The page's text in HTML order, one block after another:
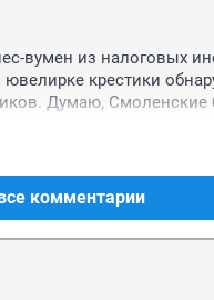
вумен из налоговых
крестики
Думаю, Смоленские
комментарии